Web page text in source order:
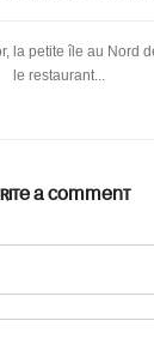
la petite île au Nord
le restaurant...
A COMMENT